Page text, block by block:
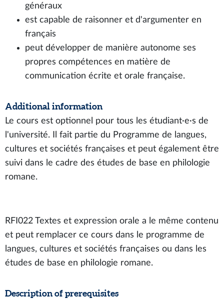
généraux
est capable de raisonner et d'argumenter en
français
peut développer de manière autonome ses
propres compétences en matière de
communication écrite et orale française.
Additional information
Le cours est optionnel pour tous les étudiant∙e∙s de
l'université. Il fait partie du Programme de langues,
cultures et sociétés françaises et peut également être
suivi dans le cadre des études de base en philologie
romane.
RFI022 Textes et expression orale a le même contenu
et peut remplacer ce cours dans le programme de
langues, cultures et sociétés françaises ou dans les
études de base en philologie romane.
Description of prerequisites